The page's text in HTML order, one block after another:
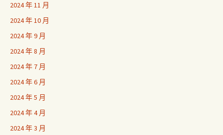
2024 年 11 月
2024 年 10 月
2024 年 9 月
2024 年 8 月
2024 年 7 月
2024 年 6 月
2024 年 5 月
2024 年 4 月
2024 年 3 月